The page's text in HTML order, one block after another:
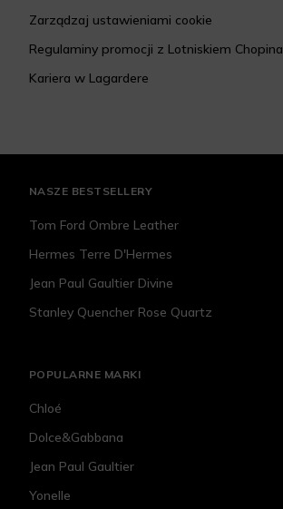
Zarządzaj ustawieniami cookie
Regulaminy promocji z Lotniskiem Chopina
Kariera w Lagardere
NASZE BESTSELLERY
Tom Ford Ombre Leather
Hermes Terre D'Hermes
Jean Paul Gaultier Divine
Stanley Quencher Rose Quartz
POPULARNE MARKI
Chloé
Dolce&Gabbana
Jean Paul Gaultier
Yonelle